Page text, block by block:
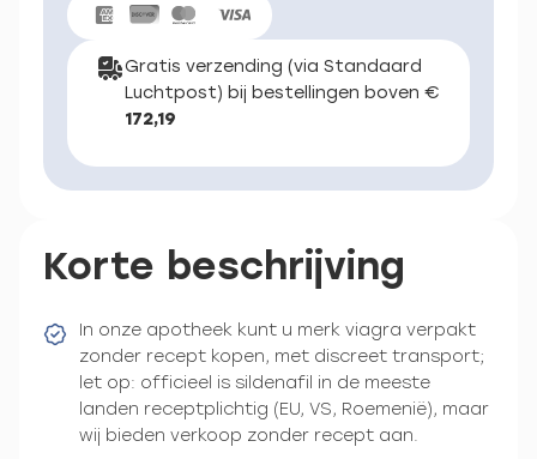
Gratis verzending (via Standaard
Luchtpost) bij bestellingen boven €
172,19
Korte beschrijving
In onze apotheek kunt u merk viagra verpakt
zonder recept kopen, met discreet transport;
let op: officieel is sildenafil in de meeste
landen receptplichtig (EU, VS, Roemenië), maar
wij bieden verkoop zonder recept aan.